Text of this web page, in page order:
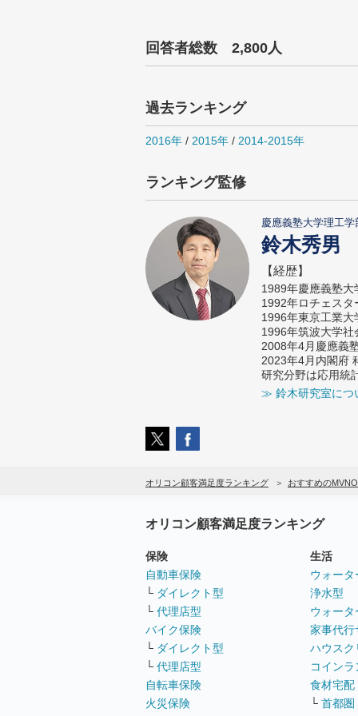
回答者総数 2,800人
過去ランキング
2016年 / 2015年 / 2014-2015年
ランキング監修
慶應義塾大学理工
鈴木秀男
【経歴】
1989年慶應義塾
1992年ロチェス
1996年東京工業
1996年筑波大学
2008年4月慶應義
2023年4月内閣府
研究分野は応用統
≫ 鈴木研究室につ
オリコン顧客満足度ランキング おすすめの
オリコン顧客満足度ランキング
保険
自動車保険
└ ダイレクト型
└ 代理店型
バイク保険
└ ダイレクト型
└ 代理店型
自転車保険
火災保険
生活
ウォー
浄水型
ウォー
家事代行
ハウスク
コイン
食材宅配
└ 首都圏